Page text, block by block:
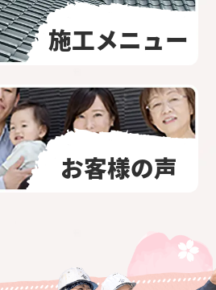
施工メニュー
お客様の声